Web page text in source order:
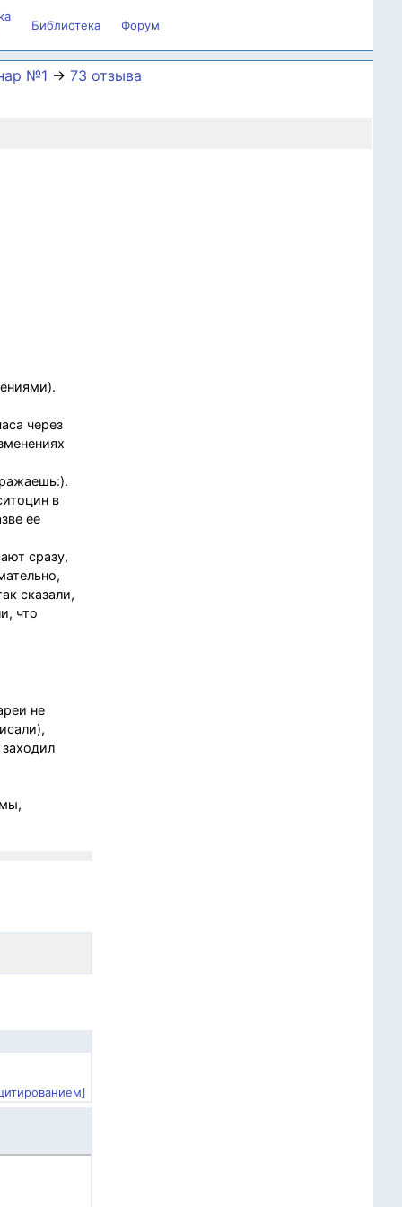
Библиотека Форум
№1 → 73 отзыва
через
в
ее
сразу,
сказали,
что
не